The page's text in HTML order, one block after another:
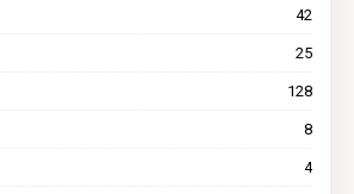
42
25
128
8
4